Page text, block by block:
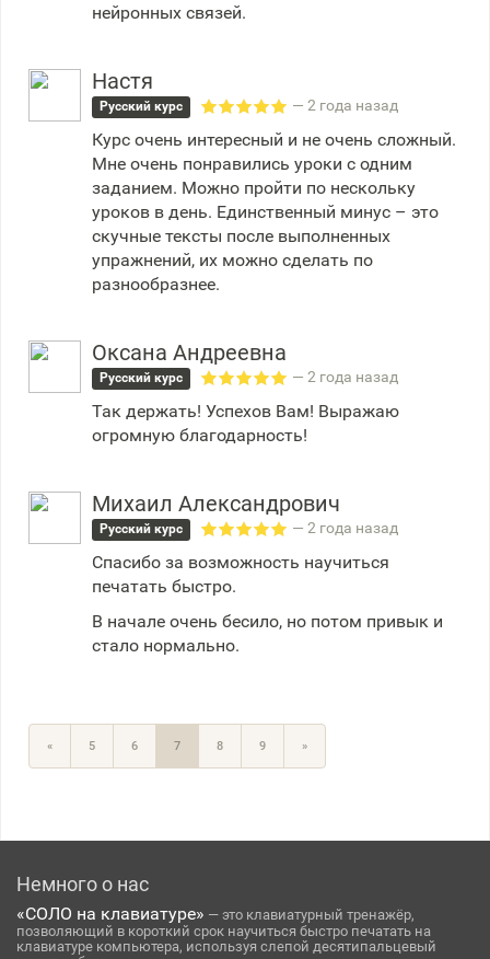
нейронных связей.
Настя
Русский курс — 2 года назад
Курс очень интересный и не очень сложный.
Мне очень понравились уроки с одним
заданием. Можно пройти по нескольку
уроков в день. Единственный минус – это
скучные тексты после выполненных
упражнений, их можно сделать по
разнообразнее.
Оксана Андреевна
Русский курс — 2 года назад
Так держать! Успехов Вам! Выражаю
огромную благодарность!
Михаил Александрович
Русский курс — 2 года назад
Спасибо за возможность научиться
печатать быстро.
В начале очень бесило, но потом привык и
стало нормально.
« 5 6 7 8 9 »
Немного о нас
«СОЛО на клавиатуре» — это клавиатурный тренажёр,
позволяющий в короткий срок научиться быстро печатать на
клавиатуре компьютера, используя слепой десятипальцевый